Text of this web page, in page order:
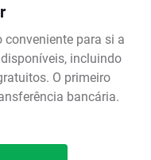
para si a
incluindo
O primeiro
bancária.